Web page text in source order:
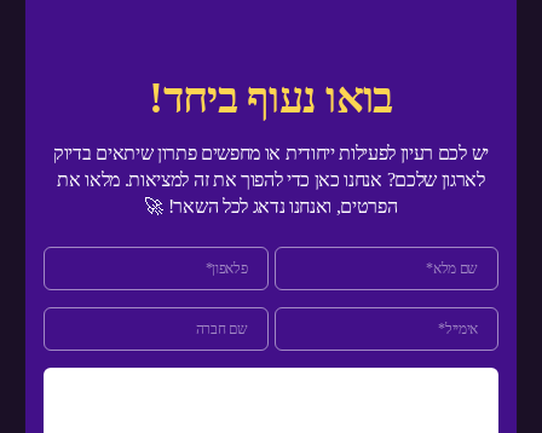
בואו נעוף ביחד!
יש לכם רעיון לפעילות ייחודית או מחפשים פתרון שיתאים בדיוק
לארגון שלכם? אנחנו כאן כדי להפוך את זה למציאות. מלאו את
הפרטים, ואנחנו נדאג לכל השאר! 🚀